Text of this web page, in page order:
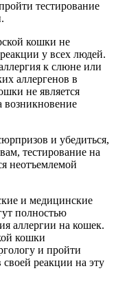
тестирование
кошки не
у всех людей.
к слюне или
аллергенов в
не является
и убедиться,
тестирование на
неотъемлемой
и медицинские
полностью
аллергии на кошек.
кошки
и пройти
реакции на эту